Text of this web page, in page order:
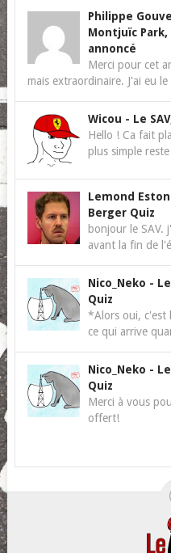
Philippe
Montjuïc
annoncé
Merci pour cet
mais extraordinaire. J'ai eu
Wicou - Le
Hello ! Ca fait
plus simple
Lemond
Berger Quiz
bonjour le SAV.
avant la fin de
Nico_Neko -
Quiz
*Alors oui, c'est
ce qui arrive
Nico_Neko -
Quiz
Merci à vous
offert!